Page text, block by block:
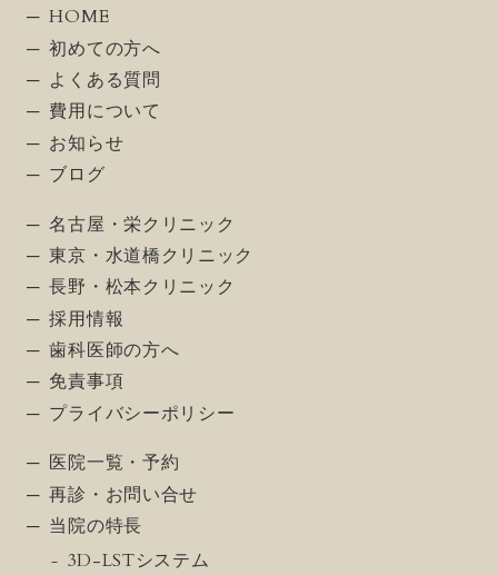
HOME
初めての方へ
よくある質問
費用について
お知らせ
ブログ
名古屋・栄クリニック
東京・水道橋クリニック
長野・松本クリニック
採用情報
歯科医師の方へ
免責事項
プライバシーポリシー
医院一覧・予約
再診・お問い合せ
当院の特長
3D-LSTシステム